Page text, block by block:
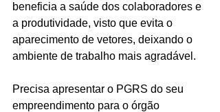
beneficia a saúde dos colaboradores e
a produtividade, visto que evita o
aparecimento de vetores, deixando o
ambiente de trabalho mais agradável.
Precisa apresentar o PGRS do seu
empreendimento para o órgão